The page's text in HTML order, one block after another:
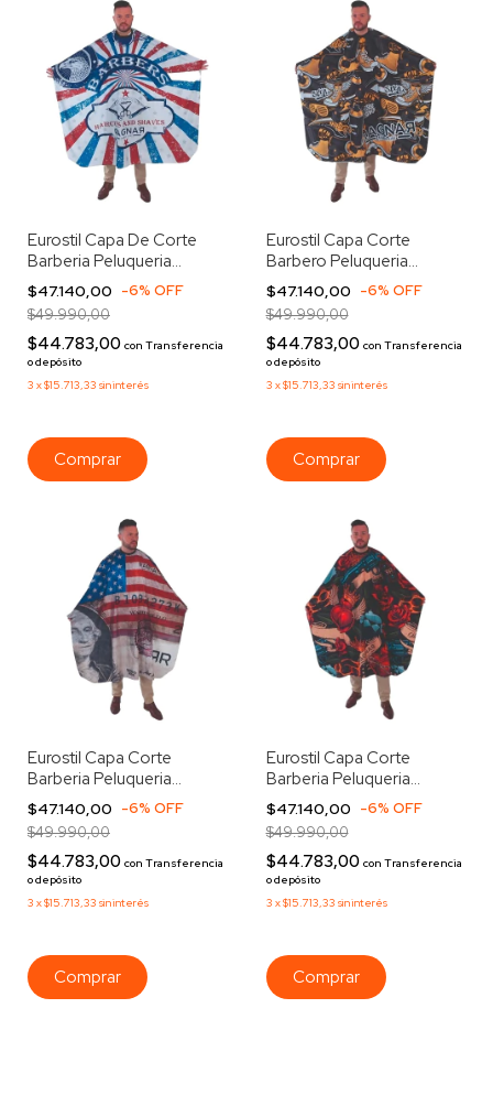
Eurostil Capa De Corte
Barberia Peluqueria
Botones Usa 51851
$47.140,00 -6% OFF
$49.990,00
$44.783,00 con Transferencia
o depósito
3 x$15.713,33 sin interés
Comprar
Eurostil Capa Corte
Barbero Peluqueria
Botones Grafiti 51854
$47.140,00 -6% OFF
$49.990,00
$44.783,00 con Transferencia
o depósito
3 x$15.713,33 sin interés
Comprar
Eurostil Capa Corte
Barberia Peluqueria
Botones Flag 51853
$47.140,00 -6% OFF
$49.990,00
$44.783,00 con Transferencia
o depósito
3 x$15.713,33 sin interés
Comprar
Eurostil Capa Corte
Barberia Peluqueria
Botones Tattoo 51855
$47.140,00 -6% OFF
$49.990,00
$44.783,00 con Transferencia
o depósito
3 x$15.713,33 sin interés
Comprar